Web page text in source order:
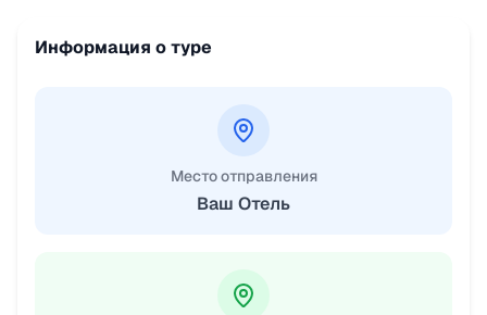
Информация о туре
Место отправления
Ваш Отель